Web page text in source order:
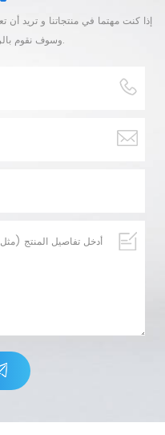
إذا كنت مهتما في منتجاتنا و تريد
وسوف نقوم بالرد عليك بأسرع ما يمكن.